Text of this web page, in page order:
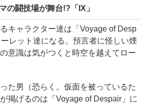
の闘技場が舞台!?「IX」
キャラクター達は「Voyage of Desp
レット達になる。預言者に怪しい煙
意識は気がつくと時空を越えてロー
た男（恐らく。仮面を被っているた
掲げるのは「Voyage of Despair」に